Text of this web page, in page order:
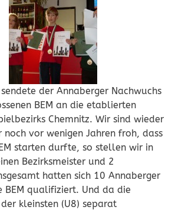
der Annaberger Nachwuchs
BEM an die etablierten
Chemnitz. Wir sind wieder
noch vor wenigen Jahren froh, dass
starten durfte, so stellen wir in
Bezirksmeister und 2
hatten sich 10 Annaberger
BEM qualifiziert. Und da die
kleinsten (U8) separat